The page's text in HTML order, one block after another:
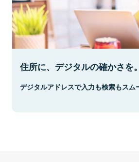
住所に、デジタルの確かさを。
デジタルアドレスで入力も検索もスム